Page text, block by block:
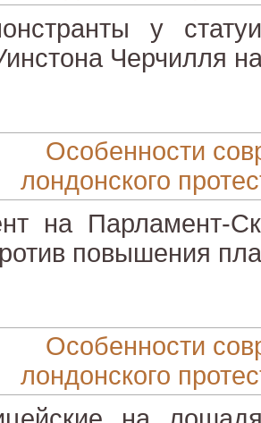
у
Черчилля
на Парламент-
повышения